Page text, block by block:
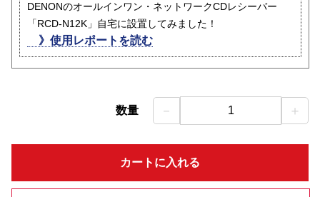
DENONのオールインワン・ネットワークCDレシーバー
「RCD-N12K」自宅に設置してみました！
》使用レポートを読む
数量 － 1 ＋
カートに入れる